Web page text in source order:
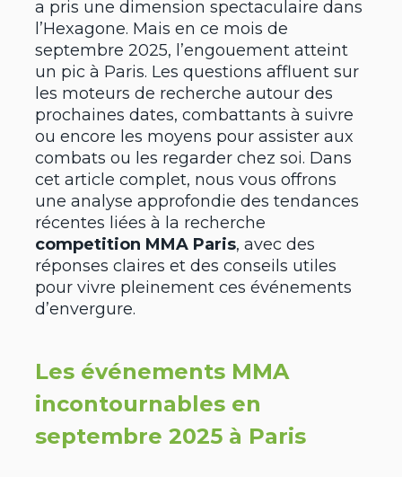
a pris une dimension spectaculaire dans
l’Hexagone. Mais en ce mois de
septembre 2025, l’engouement atteint
un pic à Paris. Les questions affluent sur
les moteurs de recherche autour des
prochaines dates, combattants à suivre
ou encore les moyens pour assister aux
combats ou les regarder chez soi. Dans
cet article complet, nous vous offrons
une analyse approfondie des tendances
récentes liées à la recherche
competition MMA Paris, avec des
réponses claires et des conseils utiles
pour vivre pleinement ces événements
d’envergure.
Les événements MMA
incontournables en
septembre 2025 à Paris